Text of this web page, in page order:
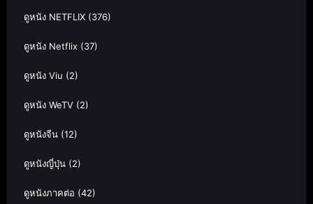
ดูหนัง NETFLIX (376)
ดูหนัง Netflix (37)
ดูหนัง Viu (2)
ดูหนัง WeTV (2)
ดูหนังจีน (12)
ดูหนังญี่ปุ่น (2)
ดูหนังภาคต่อ (42)